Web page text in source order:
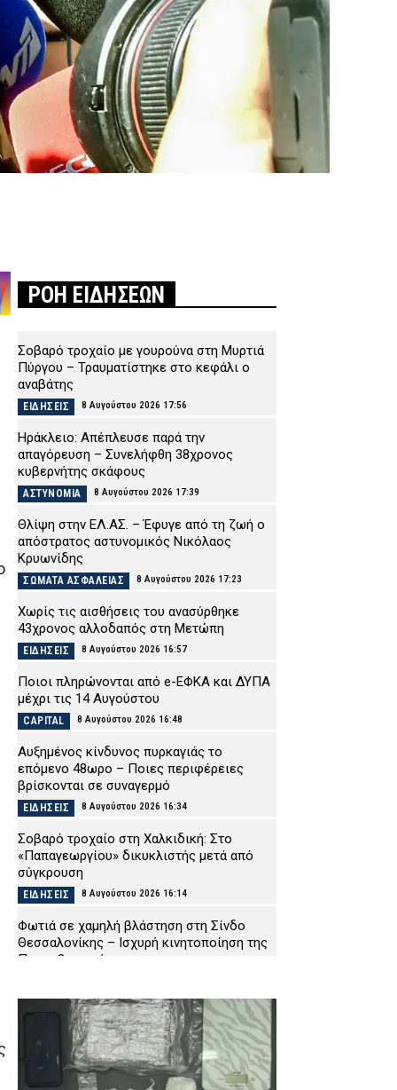
ΡΟΗ ΕΙΔΗΣΕΩΝ
Σοβαρό τροχαίο με γουρούνα στη Μυρτιά
Πύργου – Τραυματίστηκε στο κεφάλι ο
αναβάτης
ΕΙΔΗΣΕΙΣ 8 Αυγούστου 2026 17:56
Ηράκλειο: Απέπλευσε παρά την
απαγόρευση – Συνελήφθη 38χρονος
κυβερνήτης σκάφους
ΑΣΤΥΝΟΜΙΑ 8 Αυγούστου 2026 17:39
Θλίψη στην ΕΛ.ΑΣ. – Έφυγε από τη ζωή ο
απόστρατος αστυνομικός Νικόλαος
Κρυωνίδης
ΣΩΜΑΤΑ ΑΣΦΑΛΕΙΑΣ 8 Αυγούστου 2026 17:23
Χωρίς τις αισθήσεις του ανασύρθηκε
43χρονος αλλοδαπός στη Μετώπη
ΕΙΔΗΣΕΙΣ 8 Αυγούστου 2026 16:57
Ποιοι πληρώνονται από e-ΕΦΚΑ και ΔΥΠΑ
μέχρι τις 14 Αυγούστου
CAPITAL 8 Αυγούστου 2026 16:48
Αυξημένος κίνδυνος πυρκαγιάς το
επόμενο 48ωρο – Ποιες περιφέρειες
βρίσκονται σε συναγερμό
ΕΙΔΗΣΕΙΣ 8 Αυγούστου 2026 16:34
Σοβαρό τροχαίο στη Χαλκιδική: Στο
«Παπαγεωργίου» δικυκλιστής μετά από
σύγκρουση
ΕΙΔΗΣΕΙΣ 8 Αυγούστου 2026 16:14
Φωτιά σε χαμηλή βλάστηση στη Σίνδο
Θεσσαλονίκης – Ισχυρή κινητοποίηση της
Πυροσβεστικής
Λευκάδα: Συνελήφθη 58χρονος μετά την
καταγγελία της συντρόφου του για
ενδοοικογενειακή βία
ΑΣΤΥΝΟΜΙΑ 8 Αυγούστου 2026 15:48